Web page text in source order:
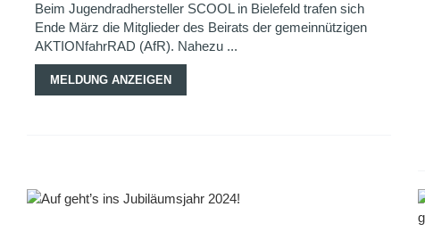
Beim Jugendradhersteller SCOOL in Bielefeld trafen sich
Ende März die Mitglieder des Beirats der gemeinnützigen
AKTIONfahrRAD (AfR). Nahezu ...
MELDUNG ANZEIGEN